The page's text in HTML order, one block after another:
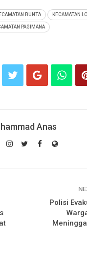
BUNTA KECAMATAN
PAGIMANA
Anas
Polisi